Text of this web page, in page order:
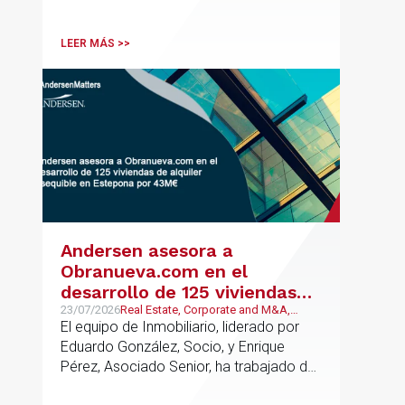
profesionales clave del sector.
LEER MÁS >>
Andersen asesora a
Obranueva.com en el
desarrollo de 125 viviendas
de alquiler asequible en
Estepona por 43M€
23/07/2026Real Estate, Corporate and M&A,
Público y Regulatorio
El equipo de Inmobiliario, liderado por
Eduardo González, Socio, y Enrique
Pérez, Asociado Senior, ha trabajado de